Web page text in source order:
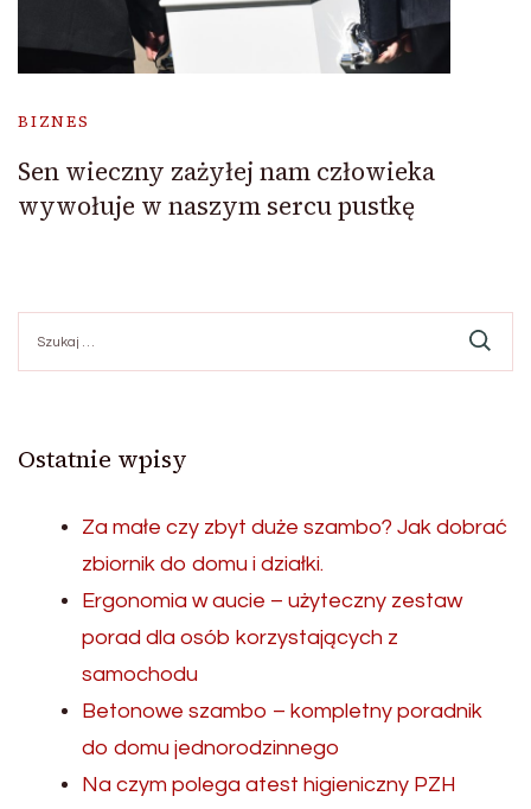
BIZNES
Sen wieczny zażyłej nam człowieka
wywołuje w naszym sercu pustkę
Ostatnie wpisy
Za małe czy zbyt duże szambo? Jak dobrać
zbiornik do domu i działki.
Ergonomia w aucie – użyteczny zestaw
porad dla osób korzystających z
samochodu
Betonowe szambo – kompletny poradnik
do domu jednorodzinnego
Na czym polega atest higieniczny PZH